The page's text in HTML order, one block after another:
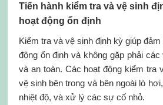
Tiến hành kiểm tra và vệ sinh
hoạt động ổn định
Kiểm tra và vệ sinh định kỳ giúp
động ổn định và không gặp phải
và an toàn. Các hoạt động kiểm tra
vệ sinh bên trong và bên ngoài lò
nhiệt độ, và xử lý các sự cố nhỏ.